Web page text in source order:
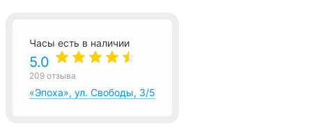
Часы есть в наличии
5.0
209 отзыва
«Эпоха», ул. Свободы, 3/5